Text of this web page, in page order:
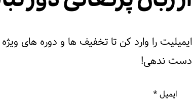
ایمیلیت را وارد کن تا تخفیف ها و‌ دوره های ویژه
دست ندهی!
ایمیل